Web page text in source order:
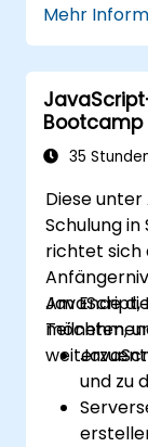
Mehr
35
Diese
Schulung
richtet sich
JavaScript,
möchten,
Am Ende
und zu